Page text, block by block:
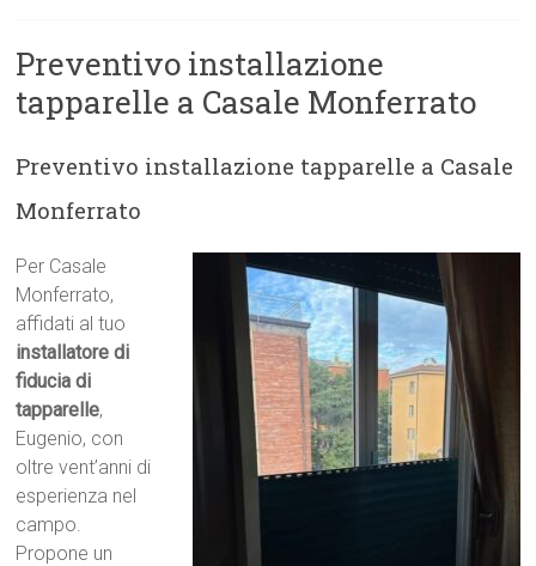
Preventivo installazione
tapparelle a Casale Monferrato
Preventivo installazione tapparelle a Casale
Monferrato
Per Casale
Monferrato,
affidati al tuo
installatore di
fiducia di
tapparelle,
Eugenio, con
oltre vent’anni di
esperienza nel
campo.
Propone un